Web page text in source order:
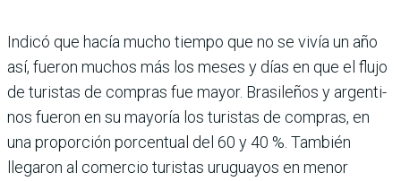
Indicó que hacía mucho tiempo que no se vivía un año
así, fueron muchos más los meses y días en que el flujo
de turistas de compras fue mayor. Brasileños y argenti­
nos fueron en su mayoría los turistas de compras, en
una proporción porcentual del 60 y 40 %. También
llegaron al comercio turistas uruguayos en menor